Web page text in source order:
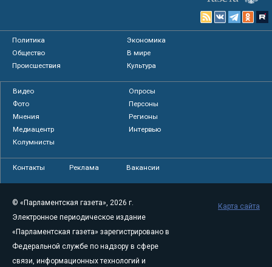
Политика
Экономика
Общество
В мире
Происшествия
Культура
Видео
Опросы
Фото
Персоны
Мнения
Регионы
Медиацентр
Интервью
Колумнисты
Контакты Реклама Вакансии
© «Парламентская газета», 2026 г.
Электронное периодическое издание
«Парламентская газета» зарегистрировано в
Федеральной службе по надзору в сфере
связи, информационных технологий и
Карта сайта